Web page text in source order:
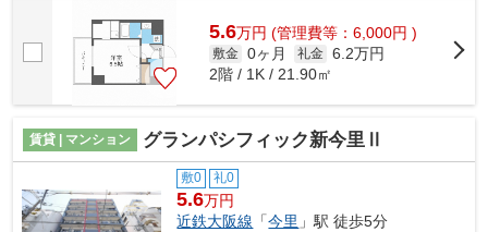
5.6万円 (管理費等：6,000円 )
敷金 0ヶ月 礼金 6.2万円
2階 / 1K / 21.90㎡
賃貸 | マンション グランパシフィック新今里Ⅱ
敷0 礼0
5.6万円
近鉄大阪線 「今里 」駅 徒歩5分